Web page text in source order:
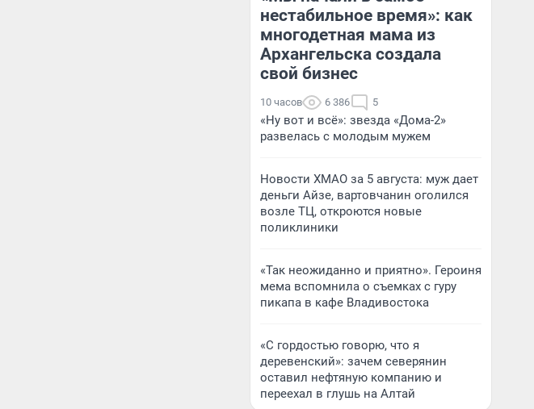
нестабильное время»: как
многодетная мама из
Архангельска создала
свой бизнес
10 часов 6 386 5
«Ну вот и всё»: звезда «Дома-2»
развелась с молодым мужем
Новости ХМАО за 5 августа: муж дает
деньги Айзе, вартовчанин оголился
возле ТЦ, откроются новые
поликлиники
«Так неожиданно и приятно». Героиня
мема вспомнила о съемках с гуру
пикапа в кафе Владивостока
«С гордостью говорю, что я
деревенский»: зачем северянин
оставил нефтяную компанию и
переехал в глушь на Алтай